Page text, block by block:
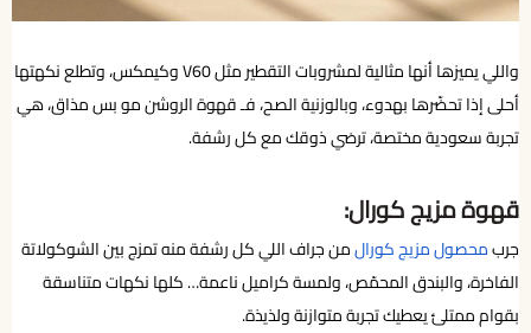
واللي يميزها أنها مثالية لمشروبات التقطير مثل V60 وكيمكس، وتطلع نكهتها
أحلى إذا تحضّرها بهدوء، وبالوزنية الصح، فـ قهوة الروشن مو بس مذاق، هي
تجربة سعودية مختصة، ترضي ذوقك مع كل رشفة.
قهوة مزيج كورال:
جربمحصول مزيج كورالمن جراف اللي كل رشفة منه تمزج بين الشوكولاتة
الفاخرة، والبندق المحمّص، ولمسة كراميل ناعمة… كلها نكهات متناسقة
بقوام ممتلئ يعطيك تجربة متوازنة ولذيذة.